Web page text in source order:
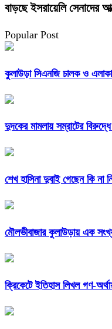
বাড়ছে ইসরায়েলি সেনাদের
Popular Post
কুলাউড়া সিএনজি চালক ও
দুদকের মামলায় সম্রাটের
শেখ হাসিনা দুবাই গেছেন কি না
মৌলভীবাজার কুলাউড়ায় এক
ক্রিকেটে ইতিহাস লিখল গণ-